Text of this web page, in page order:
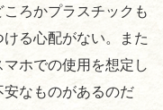
ろかプラスチックも
る心配がない。また
ホでの使用を想定し
なものがあるのだ